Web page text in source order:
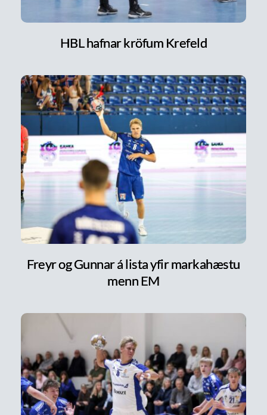
HBL hafnar kröfum Krefeld
Freyr og Gunnar á lista yfir markahæstu
menn EM